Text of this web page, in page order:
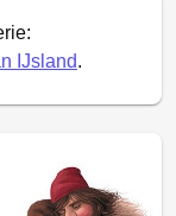
IJsland.